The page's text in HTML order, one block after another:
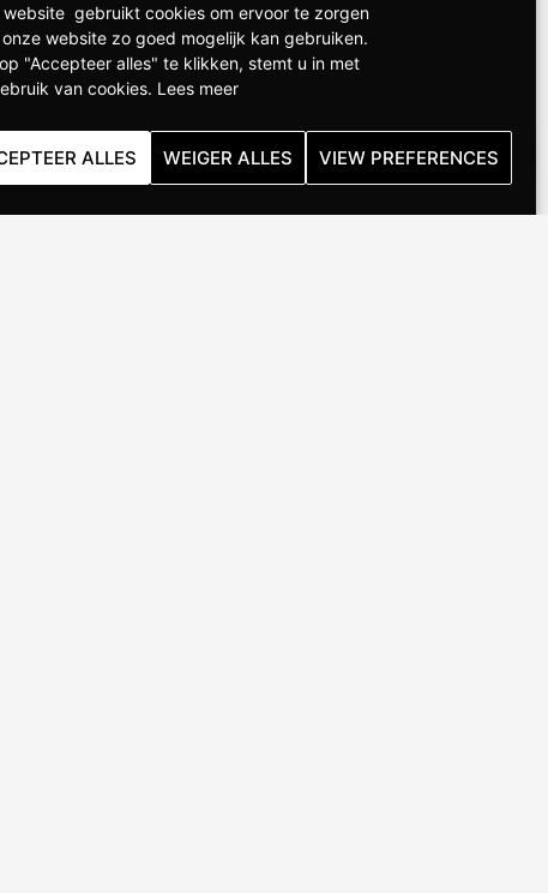
website gebruikt cookies om ervoor te zorgen
website zo goed mogelijk kan gebruiken.
"Accepteer alles" te klikken, stemt u in met
van cookies. Lees meer
ALLES WEIGER ALLES VIEW PREFERENCES